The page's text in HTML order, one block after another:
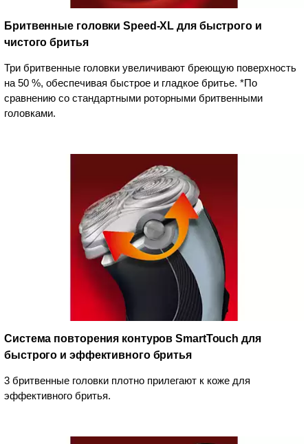
Бритвенные головки Speed-XL для быстрого и
чистого бритья
Три бритвенные головки увеличивают бреющую поверхность
на 50 %, обеспечивая быстрое и гладкое бритье. *По
сравнению со стандартными роторными бритвенными
головками.
Система повторения контуров SmartTouch для
быстрого и эффективного бритья
3 бритвенные головки плотно прилегают к коже для
эффективного бритья.